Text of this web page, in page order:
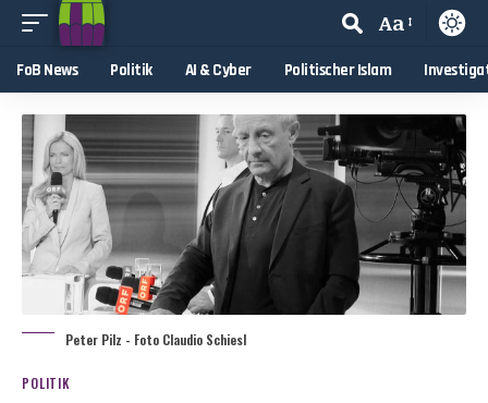
Aa
FoB News Politik AI & Cyber Politischer Islam
Peter Pilz - Foto Claudio Schiesl
POLITIK